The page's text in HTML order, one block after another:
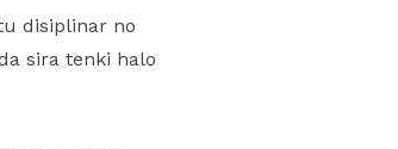
disiplinar no
sira tenki halo